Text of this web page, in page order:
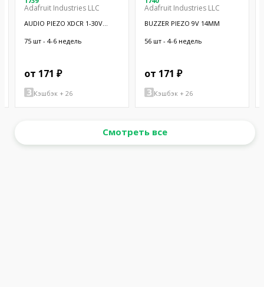
Adafruit Industries LLC
AUDIO PIEZO XDCR 1-30V
75 шт - 4-6 недель
от 171 ₽
Кэшбэк + 26
Adafruit Industries LLC
BUZZER PIEZO 9V 14MM
56 шт - 4-6 недель
от 171 ₽
Кэшбэк + 26
Смотреть все